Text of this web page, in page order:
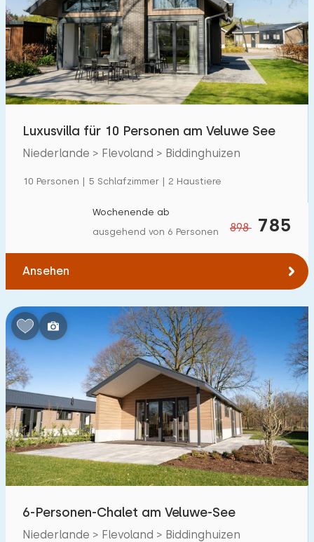
Badezimmer:
1 2 3 4 5
Entfernungen
Von Biddinghuizen(max. km):
5 10 20
Zum Wald(max. km)
Zum Wasser (max. km):
1 5 10 20
Zu öffentlichen Verkehrsmitteln(max. km):
0,2 0,5 1 2 5
Unterkunft
Nicht im Ferienpark
Luxusvilla für 10 Personen am Veluwe See
Niederlande > Flevoland > Biddinghuizen
10 Personen | 5 Schlafzimmer | 2 Haustiere
898 785
Wochenende ab
ausgehend von 6 Personen
Ansehen
6-Personen-Chalet am Veluwe-See
Niederlande > Flevoland > Biddinghuizen